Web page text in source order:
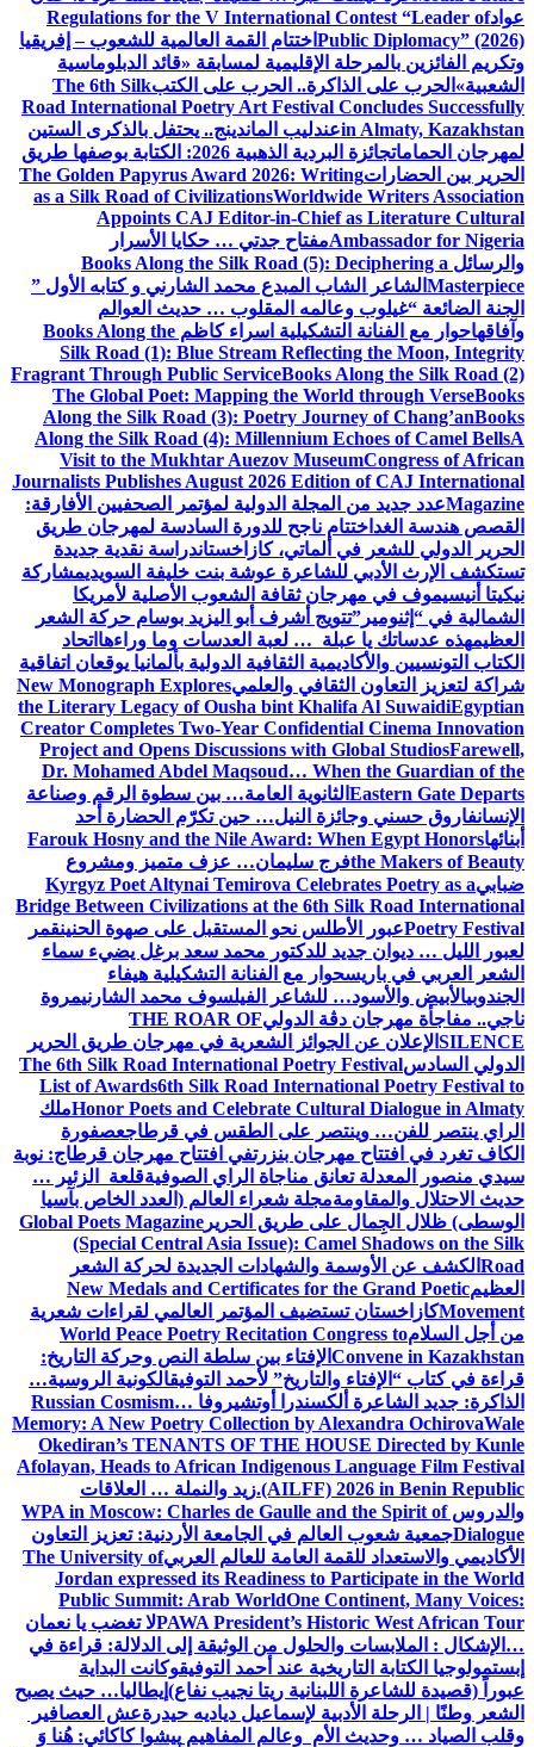
عوادRegulations for the V International Contest “Leader of
Public Diplomacy” (2026) اختتام القمة العالمية للشعوب – إفريقيا
وتكريم الفائزين بالمرحلة الإقليمية لمسابقة «قائد الدبلوماسية
الشعبية» الحرب على الذاكرة.. الحرب على الكتبThe 6th Silk
Road International Poetry Art Festival Concludes Successfully
in Almaty, Kazakhstanعندليب الماندينج.. يحتفل بالذكرى الستين
لمهرجان الحمامات
جائزة البردية الذهبية 2026: الكتابة بوصفها طريق
الحرير بين الحضاراتThe Golden Papyrus Award 2026: Writing
as a Silk Road of CivilizationsWorldwide Writers Association
Appoints CAJ Editor-in-Chief as Literature Cultural
Ambassador for Nigeriaمفتاح جدتي … حكايا الأسرار
والرسائل Books Along the Silk Road (5): Deciphering a
Masterpiece الشاعر الشاب المبدع محمد الشارني و كتابه الأول ”
الجنة الضائعة “غيلوب وعالمه المقلوب … حديث العوالم
وآفاقهاحوار مع الفنانة التشكيلية اسراء كاظم Books Along the
Silk Road (1): Blue Stream Reflecting the Moon, Integrity
Fragrant Through Public ServiceBooks Along the Silk Road (2)
The Global Poet: Mapping the World through VerseBooks
Along the Silk Road (3): Poetry Journey of Chang’anBooks
Along the Silk Road (4): Millennium Echoes of Camel BellsA
Visit to the Mukhtar Auezov MuseumCongress of African
Journalists Publishes August 2026 Edition of CAJ International
Magazineعدد جديد من المجلة الدولية لمؤتمر الصحفيين الأفارقة:
القصص هندسة الغد اختتام ناجح للدورة السادسة لمهرجان طريق
الحرير الدولي للشعر في ألماتي، كازاخستاندراسة نقدية جديدة
تستكشف الإرث الأدبي للشاعرة عوشة بنت خليفة السويديمشاركة
نيكيتا أنيسيموف في مهرجان ثقافة الشعوب الأصلية لأمريكا
الشمالية في “إثنومير”تتويج أشرف أبو اليزيد بوسام حركة الشعر
العظيمهذه عدساتك يا عبلة … لعبة العدسات وما وراءها اتحاد
الكتاب التونسيين والأكاديمية الثقافية الدولية بألمانيا يوقعان اتفاقية
شراكة لتعزيز التعاون الثقافي والعلميNew Monograph Explores
the Literary Legacy of Ousha bint Khalifa Al SuwaidiEgyptian
Creator Completes Two-Year Confidential Cinema Innovation
Project and Opens Discussions with Global StudiosFarewell,
Dr. Mohamed Abdel Maqsoud… When the Guardian of the
Eastern Gate Departs الثانوية العامة… بين سطوة الرقم وصناعة
الإنسانفاروق حسني وجائزة النيل… حين تكرّم الحضارة أحد
أبنائهاFarouk Hosny and the Nile Award: When Egypt Honors
the Makers of Beautyفرج سليمان… عزف متميز ومشروع
ضبابيKyrgyz Poet Altynai Temirova Celebrates Poetry as a
Bridge Between Civilizations at the 6th Silk Road International
Poetry Festivalعبور الأطلس نحو المستقبل على صهوة الحنينقمر
لعبور الليل … ديوان جديد للدكتور محمد سعد برغل يضيء سماء
الشعر العربي في باريسحوار مع الفنانة التشكيلية هيفاء
الجندوبيالأبيض والأسود… للشاعر الفيلسوف محمد الشارنيمروة
ناجي.. مفاجأة مهرجان دڨة الدوليTHE ROAR OF
SILENCE الإعلان عن الجوائز الشعرية في مهرجان طريق الحرير
الدولي السادسThe 6th Silk Road International Poetry Festival
List of Awards6th Silk Road International Poetry Festival to
Honor Poets and Celebrate Cultural Dialogue in Almatyملك
الراي ينتصر للفن… وينتصر على الطقس في قرطاجعصفورة
الكاف تغرد في افتتاح مهرجان بنزرتفي افتتاح مهرجان قرطاج: نوبة
سيدي منصور المعدلة تعانق مناجاة الراي الصوفيةقلعة الزئير …
حديث الاحتلال والمقاومةمجلة شعراء العالم (العدد الخاص بآسيا
الوسطى) ظلال الجِمال على طريق الحرير Global Poets Magazine
(Special Central Asia Issue): Camel Shadows on the Silk
Road الكشف عن الأوسمة والشهادات الجديدة لحركة الشعر
العظيمNew Medals and Certificates for the Grand Poetic
Movementكازاخستان تستضيف المؤتمر العالمي لقراءات شعرية
من أجل السلامWorld Peace Poetry Recitation Congress to
Convene in Kazakhstan الإفتاء بين سلطة النص وحركة التاريخ:
قراءة في كتاب “الإفتاء والتاريخ” لأحمد التوفيقالكونية الروسية…
الذاكرة: جديد الشاعرة ألكسندرا أوتشيروفا Russian Cosmism…
Memory: A New Poetry Collection by Alexandra OchirovaWale
Okediran’s TENANTS OF THE HOUSE Directed by Kunle
Afolayan, Heads to African Indigenous Language Film Festival
(AILFF) 2026 in Benin Republic. زيد والنملة … العلاقات
والدروسWPA in Moscow: Charles de Gaulle and the Spirit of
Dialogueجمعية شعوب العالم في الجامعة الأردنية: تعزيز التعاون
الأكاديمي والاستعداد للقمة العامة للعالم العربيThe University of
Jordan expressed its Readiness to Participate in the World
Public Summit: Arab WorldOne Continent, Many Voices:
PAWA President’s Historic West African Tourلا تغضب يا نعمان
…الإشكال : الملابسات والحلول من الوثيقة إلى الدلالة: قراءة في
إبستمولوجيا الكتابة التاريخية عند أحمد التوفيقوكانت البداية
عبوراً (قصيدة للشاعرة اللبنانية ريتا نجيب نفاع) إيطاليا… حيث يصبح
الشعر وطنًا | الرحلة الأدبية لإسماعيل دياديه حيدرةعش العصافير
وقلب الصياد … وحديث الأم وعالم المفاهيم پیشوا کاکائي: هُنا وَ